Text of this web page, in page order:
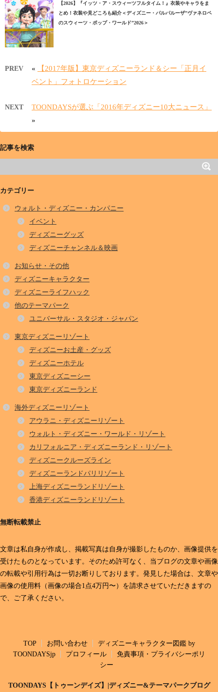
【2026】『イッツ・ア・スウィーツフルタイム！』衣装やキャラをま
とめ！衣装や見どころも紹介＜ディズニー・パルパルーザ”ヴァネロペ
のスウィーツ・ポップ・ワールド”2026＞
PREV «
【2017年版】東京ディズニーランド＆シー「正月イ
ベント」フォトロケーション
NEXT
TOONDAYSが選ぶ「2016年ディズニー10大ニュース」
»
記事を検索
カテゴリー
ウォルト・ディズニー・カンパニー
イベント
ディズニーグッズ
ディズニーチャンネル＆映画
お知らせ・その他
ディズニーキャラクター
ディズニーライフハック
他のテーマパーク
ユニバーサル・スタジオ・ジャパン
東京ディズニーリゾート
ディズニーお土産・グッズ
ディズニーホテル
東京ディズニーシー
東京ディズニーランド
海外ディズニーリゾート
アウラニ・ディズニーリゾート
ウォルト・ディズニー・ワールド・リゾート
カリフォルニア・ディズニーランド・リゾート
ディズニークルーズライン
ディズニーランドパリリゾート
上海ディズニーランドリゾート
香港ディズニーランドリゾート
無断転載禁止
文章は私自身が作成し、掲載写真は自身が撮影したものか、画像提供を
受けたものとなっています。そのため許可なく、当ブログの文章や画像
の転載や引用行為は一切お断りしております。発見した場合は、文章や
画像の使用料（画像の場合1点4万円〜）を請求させていただきますの
で、ご了承ください。
TOP お問い合わせ
ディズニーキャラクター図鑑 by
TOONDAYSjp
プロフィール
免責事項・プライバシーポリ
シー
TOONDAYS【トゥーンデイズ】|ディズニー&テーマパークブログ